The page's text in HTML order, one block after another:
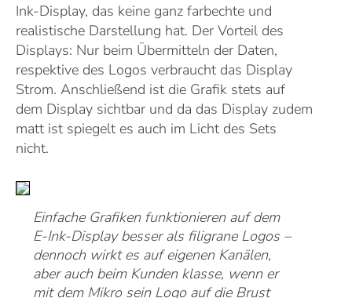
Ink-Display, das keine ganz farbechte und
realistische Darstellung hat. Der Vorteil des
Displays: Nur beim Übermitteln der Daten,
respektive des Logos verbraucht das Display
Strom. Anschließend ist die Grafik stets auf
dem Display sichtbar und da das Display zudem
matt ist spiegelt es auch im Licht des Sets
nicht.
Einfache Grafiken funktionieren auf dem
E-Ink-Display besser als filigrane Logos –
dennoch wirkt es auf eigenen Kanälen,
aber auch beim Kunden klasse, wenn er
mit dem Mikro sein Logo auf die Brust